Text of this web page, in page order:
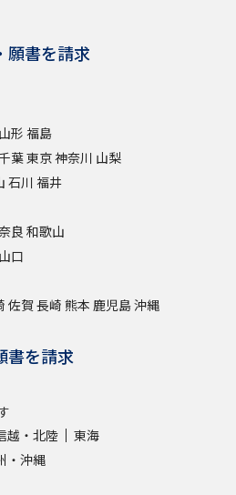
願書を請求
山形 福島
葉東京神奈川 山梨
石川 福井
良 和歌山
山口
佐賀 長崎 熊本 鹿児島沖縄
書を請求
越・北陸
東海
・沖縄